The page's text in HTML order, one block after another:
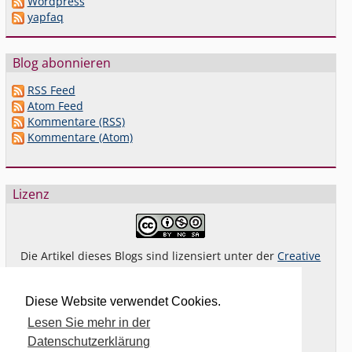
Diese Website verwendet Cookies.
Lesen Sie mehr in der
Datenschutzerklärung
yapfaq
Blog abonnieren
RSS Feed
Atom Feed
Kommentare (RSS)
Kommentare (Atom)
Lizenz
Die Artikel dieses Blogs sind lizensiert unter derCreative
Das giltnichtfür Bilder oder (andere) erkennbare
Fremdinhalte und explizit anders gekennzeichnete
Beiträge.